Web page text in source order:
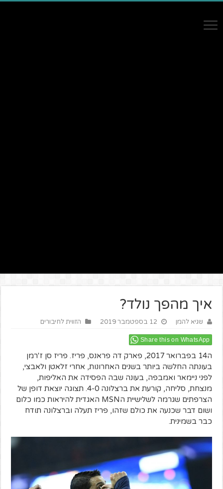
איך מהפך נולד?
שגיא להמן 12 בספטמבר 2019 הזווית לחיבורים
Share this on WhatsApp
ה14 בפברואר 2017, פארק דה פראנס, פריז. פריז סן ז'רמן
בעונתה החלשה ביותר בשנים האחרונות, אחרי זלאטן ולאבצי,
לפני ניימאר ואמבפה, בעונה שבה הפסידה את האליפות,
מנצחת, סליחה, קורעת את ברצלונה 4-0. תצוגה יוצאת דופן של
הצרפתים שגרמה לשלישיית הMSN האגדית להיראות כמו כלום
ושום דבר שכנעה את כולם שזהו, פריז תעלה וברצלונה תודח
כבר בשמינית.